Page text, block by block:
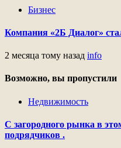
Бизнес
Компания «2Б Диалог»
2 месяца тому назад info
Возможно, вы пропустили
Недвижимость
С загородного рынка в
подрядчиков .